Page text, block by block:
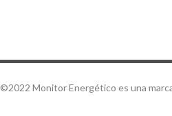
©2022 Monitor Energético es una